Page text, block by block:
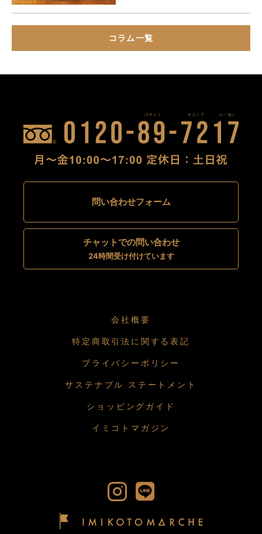
コラム一覧
会社概要
特定商取引法に関する表記
プライバシーポリシー
サステナブル ステートメント
ショッピングガイド
イミコトマガジン
問い合わせフォーム
チャットでの問い合わせ
24時間受け付けています